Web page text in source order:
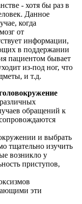
- хотя бы раз в
Данное
когда
от
информации,
в поддержании
пациентом бывает
из-под ног, что
и т.д.
обращений к
и выбрать
тщательно изучить
возникло у
приступов,
эти